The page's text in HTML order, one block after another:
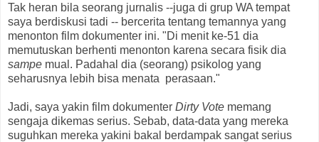
Tak heran bila seorang jurnalis --juga di grup WA tempat
saya berdiskusi tadi -- bercerita tentang temannya yang
menonton film dokumenter ini. "Di menit ke-51 dia
memutuskan berhenti menonton karena secara fisik dia
sampe mual. Padahal dia (seorang) psikolog yang
seharusnya lebih bisa menata perasaan."
Jadi, saya yakin film dokumenter Dirty Vote memang
sengaja dikemas serius. Sebab, data-data yang mereka
suguhkan mereka yakini bakal berdampak sangat serius